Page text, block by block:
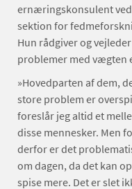
ernæringskonsulent
sektion for
Hun rådgiver og
problemer med vægten
»Hovedparten af dem,
store problem er
foreslår jeg altid et
disse mennesker. Men
derfor er det
om dagen, da det kan
spise mere. Det er slet